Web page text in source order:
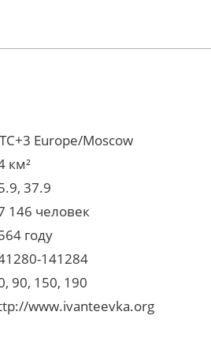
Europe/Moscow
км²
37.9
146 человек
году
141284
90, 150, 190
www.ivanteevka.org